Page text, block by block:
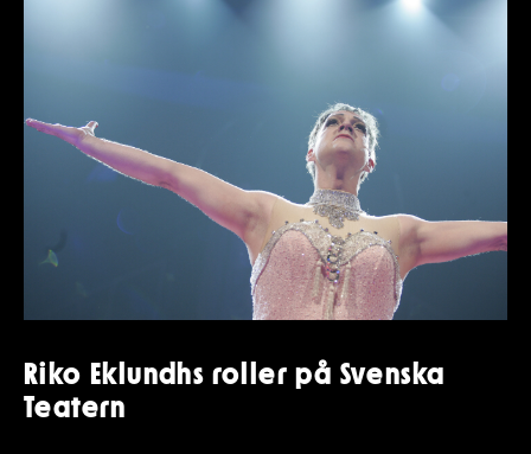
Riko Eklundhs roller på Svenska
Teatern